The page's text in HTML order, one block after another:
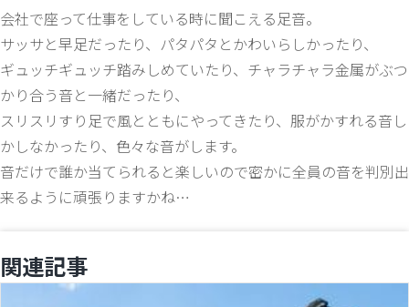
会社で座って仕事をしている時に聞こえる足音。
サッサと早足だったり、パタパタとかわいらしかったり、
ギュッチギュッチ踏みしめていたり、チャラチャラ金属がぶつ
かり合う音と一緒だったり、
スリスリすり足で風とともにやってきたり、服がかすれる音し
かしなかったり、色々な音がします。
音だけで誰か当てられると楽しいので密かに全員の音を判別出
来るように頑張りますかね…
関連記事